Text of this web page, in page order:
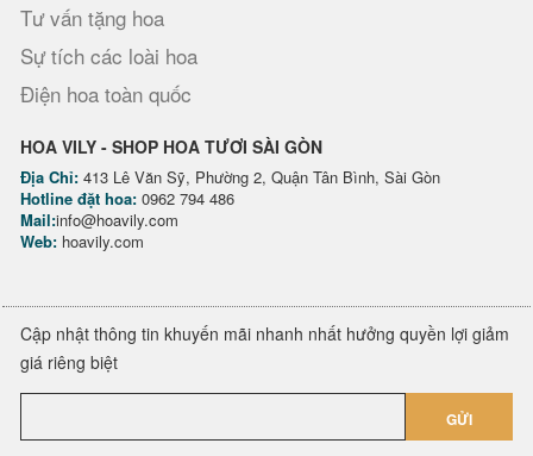
Tư vấn tặng hoa
Sự tích các loài hoa
Điện hoa toàn quốc
HOA VILY - SHOP HOA TƯƠI SÀI GÒN
Địa Chỉ: 413 Lê Văn Sỹ, Phường 2, Quận Tân Bình, Sài Gòn
Hotline đặt hoa: 0962 794 486
Mail:info@hoavily.com
Web: hoavily.com
Cập nhật thông tin khuyến mãi nhanh nhất hưởng quyền lợi giảm
giá riêng biệt
GỬI